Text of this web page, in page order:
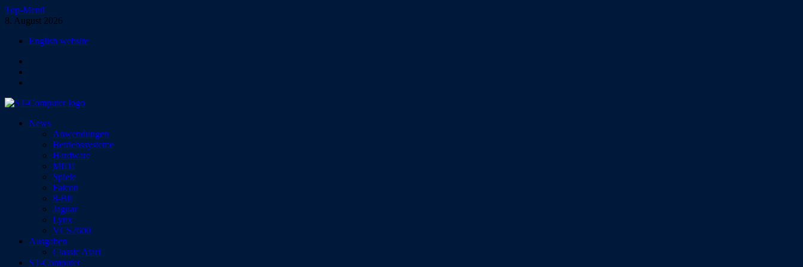
Zum
Inhalt
Top-Menü
8. August 2026
English website
ST-Computer
Das Magazin für Atari-Computer und -Konsolen
News
Anwendungen
Betriebssysteme
Hardware
MIDI
Spiele
Falcon
8-Bit
Jaguar
Lynx
VCS2600
Ausgaben
Classic Atari
ST-Computer